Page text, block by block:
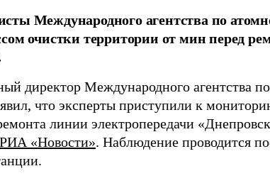
Международного агентства по
очистки территории от мин перед
директор Международного агентства
что эксперты приступили к
линии электропередачи
РИА «Новости». Наблюдение проводится